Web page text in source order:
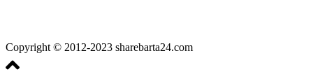
Copyright © 2012-2023 sharebarta24.com